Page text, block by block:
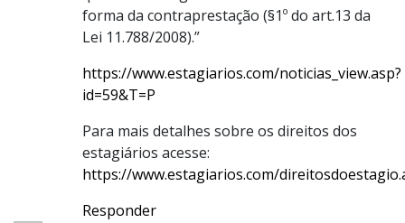
forma da contraprestação (§1º do art.13 da
Lei 11.788/2008).”
https://www.estagiarios.com/noticias_view.asp?
id=59&T=P
Para mais detalhes sobre os direitos dos
estagiários acesse:
https://www.estagiarios.com/
Responder